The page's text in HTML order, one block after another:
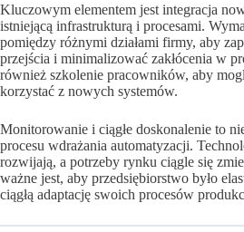
Kluczowym elementem jest integracja
istniejącą infrastrukturą i procesami.
pomiędzy różnymi działami firmy, aby
przejścia i minimalizować zakłócenia w
również szkolenie pracowników, aby
korzystać z nowych systemów.
Monitorowanie i ciągłe doskonalenie to
procesu wdrażania automatyzacji.
rozwijają, a potrzeby rynku ciągle się
ważne jest, aby przedsiębiorstwo było
ciągłą adaptację swoich procesów